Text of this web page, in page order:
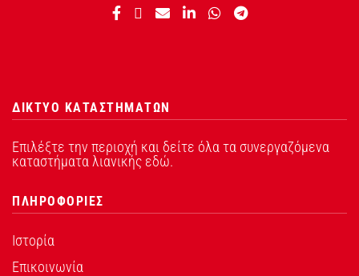
ΔΙΚΤΥΟ ΚΑΤΑΣΤΗΜΑΤΩΝ
Επιλέξτε την περιοχή και δείτε όλα τα συνεργαζόμενα
καταστήματα λιανικής εδώ.
ΠΛΗΡΟΦΟΡΙΕΣ
Ιστορία
Επικοινωνία